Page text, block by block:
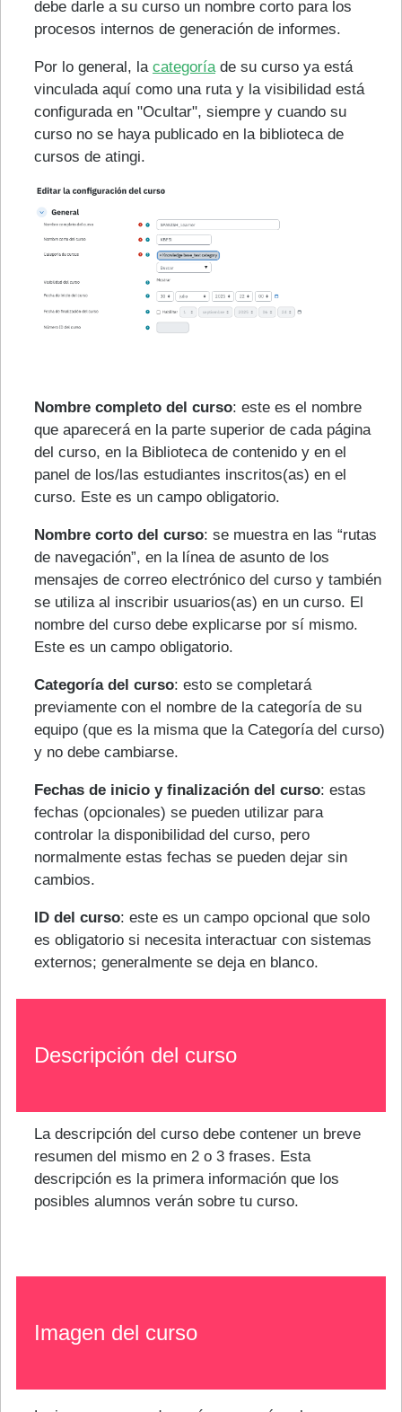
debe darle a su curso un nombre corto para los
procesos internos de generación de informes.
Por lo general, la categoría de su curso ya está
vinculada aquí como una ruta y la visibilidad está
configurada en "Ocultar", siempre y cuando su
curso no se haya publicado en la biblioteca de
cursos de atingi.
Nombre completo del curso: este es el nombre
que aparecerá en la parte superior de cada página
del curso, en la Biblioteca de contenido y en el
panel de los/las estudiantes inscritos(as) en el
curso. Este es un campo obligatorio.
Nombre corto del curso: se muestra en las “rutas
de navegación”, en la línea de asunto de los
mensajes de correo electrónico del curso y también
se utiliza al inscribir usuarios(as) en un curso. El
nombre del curso debe explicarse por sí mismo.
Este es un campo obligatorio.
Categoría del curso: esto se completará
previamente con el nombre de la categoría de su
equipo (que es la misma que la Categoría del curso)
y no debe cambiarse.
Fechas de inicio y finalización del curso: estas
fechas (opcionales) se pueden utilizar para
controlar la disponibilidad del curso, pero
normalmente estas fechas se pueden dejar sin
cambios.
ID del curso: este es un campo opcional que solo
es obligatorio si necesita interactuar con sistemas
externos; generalmente se deja en blanco.
Descripción del curso
La descripción del curso debe contener un breve
resumen del mismo en 2 o 3 frases. Esta
descripción es la primera información que los
posibles alumnos verán sobre tu curso.
Imagen del curso